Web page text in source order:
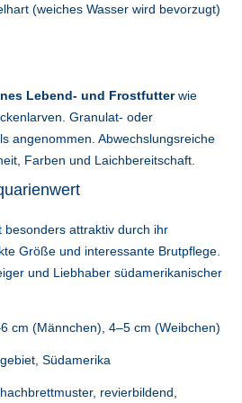
(weiches Wasser wird bevorzugt)
Lebend- und Frostfutterwie
Granulat- oder
angenommen. Abwechslungsreiche
Farben und Laichbereitschaft.
besonders attraktiv durch ihr
Größe und interessante Brutpflege.
und Liebhaber südamerikanischer
cm (Männchen), 4–5 cm (Weibchen)
Südamerika
revierbildend,